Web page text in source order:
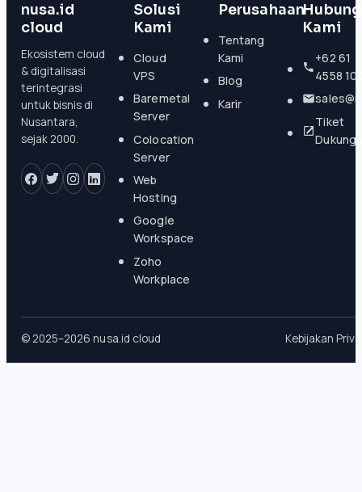
nusa.id
cloud
Ekosistem cloud
& digitalisasi
terintegrasi
untuk bisnis di
Nusantara,
sejak 2000.
Solusi
Kami
Cloud
VPS
Baremetal
Server
Colocation
Server
Web
Hosting
Google
Workspace
Zoho
Workplace
Perusahaan
Tentang
Kami
Blog
Karir
Kami
+62 61
4558
Tiket
© 2025–2026 nusa.id cloud Kebijakan